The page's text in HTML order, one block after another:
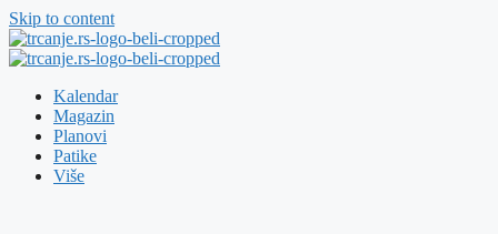
Skip to content
Kalendar
Magazin
Planovi
Patike
Više